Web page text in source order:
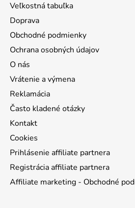
Veľkostná tabuľka
Doprava
Obchodné podmienky
Ochrana osobných údajov
O nás
Vrátenie a výmena
Reklamácia
Často kladené otázky
Kontakt
Cookies
Prihlásenie affiliate partnera
Registrácia affiliate partnera
Affiliate marketing - Obchodné